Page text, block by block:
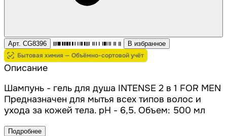
Арт. CG8396 В избранное
Бытовая химия — Объёмно-сортовой учёт
Описание
Шампунь - гель для душа INTENSE 2 в 1 FOR MEN
Предназначен для мытья всех типов волос и
ухода за кожей тела. pH - 6,5. Объем: 500 мл
Подробнее